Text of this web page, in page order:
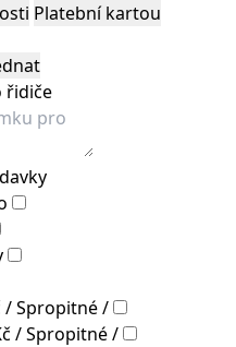
Platební kartou
řidiče
/ Spropitné /
/ Spropitné /